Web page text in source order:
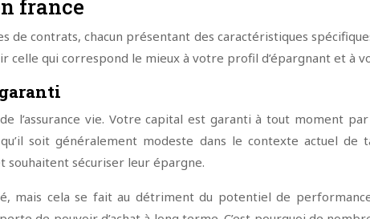
france
de contrats, chacun présentant des caractéristiques
qui correspond le mieux à votre profil d’épargnant et à
l’assurance vie. Votre capital est garanti à tout moment
soit généralement modeste dans le contexte actuel de
sécuriser leur épargne.
mais cela se fait au détriment du potentiel de